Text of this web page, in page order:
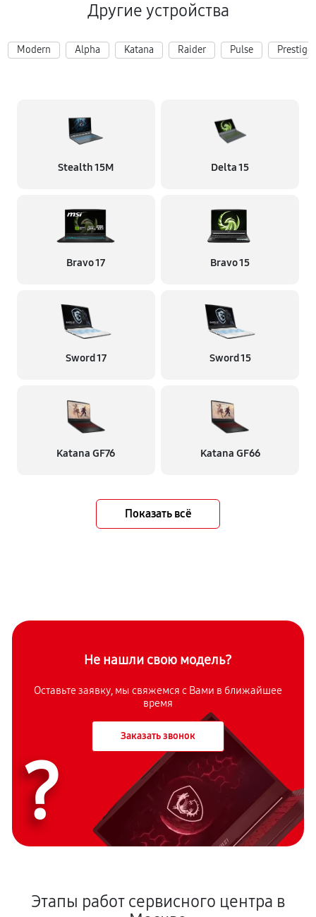
Другие устройства
Modern Alpha Katana Raider Pulse Prestige
Stealth 15M Delta 15
Bravo 17 Bravo 15
Sword 17 Sword 15
Katana GF76 Katana GF66
Показать всё
Не нашли свою модель?
Оставьте заявку, мы свяжемся с Вами в ближайшее
время
Заказать звонок
?
Этапы работ сервисного центра в